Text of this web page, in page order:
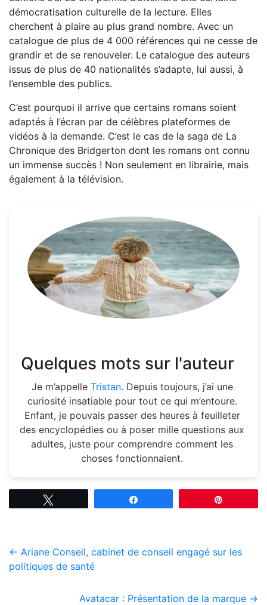
démocratisation culturelle de la lecture. Elles
cherchent à plaire au plus grand nombre. Avec un
catalogue de plus de 4 000 références qui ne cesse de
grandir et de se renouveler. Le catalogue des auteurs
issus de plus de 40 nationalités s’adapte, lui aussi, à
l’ensemble des publics.
C’est pourquoi il arrive que certains romans soient
adaptés à l’écran par de célèbres plateformes de
vidéos à la demande. C’est le cas de la saga de La
Chronique des Bridgerton dont les romans ont connu
un immense succès ! Non seulement en librairie, mais
également à la télévision.
Quelques mots sur l'auteur
Je m’appelle Tristan. Depuis toujours, j’ai une
curiosité insatiable pour tout ce qui m’entoure.
Enfant, je pouvais passer des heures à feuilleter
des encyclopédies ou à poser mille questions aux
adultes, juste pour comprendre comment les
choses fonctionnaient.
← Ariane Conseil, cabinet de conseil engagé sur les
politiques de santé
Avatacar : Présentation de la marque →